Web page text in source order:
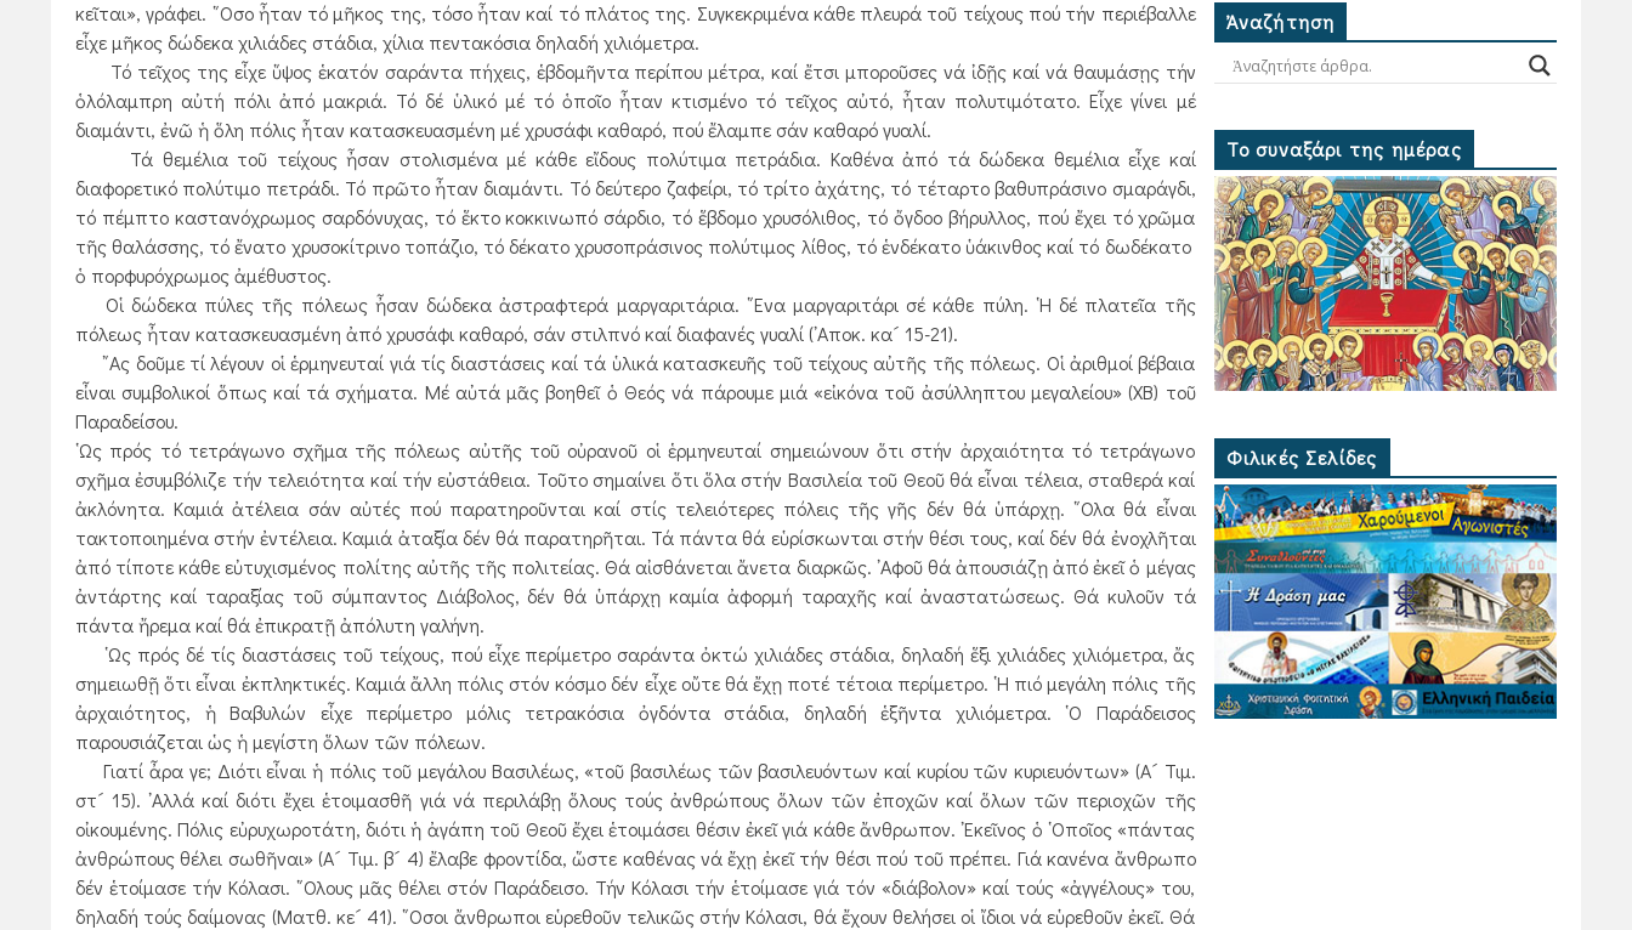
κεῖται», γράφει. ῞Οσο ἦταν τό μῆκος της, τόσο ἦταν καί τό πλάτος της. Συγκεκριμένα κάθε πλευρά τοῦ τείχους πού τήν περιέβαλλε
εἶχε μῆκος δώδεκα χιλιάδες στάδια, χίλια πεντακόσια δηλαδή χιλιόμετρα.
Τό τεῖχος της εἶχε ὕψος ἑκατόν σαράντα πήχεις, ἑβδομῆντα περίπου μέτρα, καί ἔτσι μποροῦσες νά ἰδῇς καί νά θαυμάσῃς τήν
ὁλόλαμπρη αὐτή πόλι ἀπό μακριά. Τό δέ ὑλικό μέ τό ὁποῖο ἦταν κτισμένο τό τεῖχος αὐτό, ἦταν πολυτιμότατο. Εἶχε γίνει μέ
διαμάντι, ἐνῶ ἡ ὅλη πόλις ἦταν κατασκευασμένη μέ χρυσάφι καθαρό, πού ἔλαμπε σάν καθαρό γυαλί.
Τά θεμέλια τοῦ τείχους ἦσαν στολισμένα μέ κάθε εἴδους πολύτιμα πετράδια. Καθένα ἀπό τά δώδεκα θεμέλια εἶχε καί
διαφορετικό πολύτιμο πετράδι. Τό πρῶτο ἦταν διαμάντι. Τό δεύτερο ζαφείρι, τό τρίτο ἀχάτης, τό τέταρτο βαθυπράσινο σμαράγδι,
τό πέμπτο καστανόχρωμος σαρδόνυχας, τό ἕκτο κοκκινωπό σάρδιο, τό ἕβδομο χρυσόλιθος, τό ὄγδοο βήρυλλος, πού ἔχει τό χρῶμα
τῆς θαλάσσης, τό ἔνατο χρυσοκίτρινο τοπάζιο, τό δέκατο χρυσοπράσινος πολύτιμος λίθος, τό ἑνδέκατο ὑάκινθος καί τό δωδέκατο
ὁ πορφυρόχρωμος ἀμέθυστος.
Οἱ δώδεκα πύλες τῆς πόλεως ἦσαν δώδεκα ἀστραφτερά μαργαριτάρια. ῞Ενα μαργαριτάρι σέ κάθε πύλη. ῾Η δέ πλατεῖα τῆς
πόλεως ἦταν κατασκευασμένη ἀπό χρυσάφι καθαρό, σάν στιλπνό καί διαφανές γυαλί (᾿Αποκ. κα´ 15-21).
῎Ας δοῦμε τί λέγουν οἱ ἑρμηνευταί γιά τίς διαστάσεις καί τά ὑλικά κατασκευῆς τοῦ τείχους αὐτῆς τῆς πόλεως. Οἱ ἀριθμοί βέβαια
εἶναι συμβολικοί ὅπως καί τά σχήματα. Μέ αὐτά μᾶς βοηθεῖ ὁ Θεός νά πάρουμε μιά «εἰκόνα τοῦ ἀσύλληπτου μεγαλείου» (ΧΒ) τοῦ
Παραδείσου.
῾Ως πρός τό τετράγωνο σχῆμα τῆς πόλεως αὐτῆς τοῦ οὐρανοῦ οἱ ἑρμηνευταί σημειώνουν ὅτι στήν ἀρχαιότητα τό τετράγωνο
σχῆμα ἐσυμβόλιζε τήν τελειότητα καί τήν εὐστάθεια. Τοῦτο σημαίνει ὅτι ὅλα στήν Βασιλεία τοῦ Θεοῦ θά εἶναι τέλεια, σταθερά καί
ἀκλόνητα. Καμιά ἀτέλεια σάν αὐτές πού παρατηροῦνται καί στίς τελειότερες πόλεις τῆς γῆς δέν θά ὑπάρχῃ. ῞Ολα θά εἶναι
τακτοποιημένα στήν ἐντέλεια. Καμιά ἀταξία δέν θά παρατηρῆται. Τά πάντα θά εὑρίσκωνται στήν θέσι τους, καί δέν θά ἐνοχλῆται
ἀπό τίποτε κάθε εὐτυχισμένος πολίτης αὐτῆς τῆς πολιτείας. Θά αἰσθάνεται ἄνετα διαρκῶς. ᾿Αφοῦ θά ἀπουσιάζῃ ἀπό ἐκεῖ ὁ μέγας
ἀντάρτης καί ταραξίας τοῦ σύμπαντος Διάβολος, δέν θά ὑπάρχῃ καμία ἀφορμή ταραχῆς καί ἀναστατώσεως. Θά κυλοῦν τά
πάντα ἤρεμα καί θά ἐπικρατῇ ἀπόλυτη γαλήνη.
῾Ως πρός δέ τίς διαστάσεις τοῦ τείχους, πού εἶχε περίμετρο σαράντα ὀκτώ χιλιάδες στάδια, δηλαδή ἕξι χιλιάδες χιλιόμετρα, ἄς
σημειωθῇ ὅτι εἶναι ἐκπληκτικές. Καμιά ἄλλη πόλις στόν κόσμο δέν εἶχε οὔτε θά ἔχῃ ποτέ τέτοια περίμετρο. ῾Η πιό μεγάλη πόλις τῆς
ἀρχαιότητος, ἡ Βαβυλών εἶχε περίμετρο μόλις τετρακόσια ὀγδόντα στάδια, δηλαδή ἑξῆντα χιλιόμετρα. ῾Ο Παράδεισος
παρουσιάζεται ὡς ἡ μεγίστη ὅλων τῶν πόλεων.
Γιατί ἆρα γε; Διότι εἶναι ἡ πόλις τοῦ μεγάλου Βασιλέως, «τοῦ βασιλέως τῶν βασιλευόντων καί κυρίου τῶν κυριευόντων» (Α´ Τιμ.
στ´ 15). ᾿Αλλά καί διότι ἔχει ἑτοιμασθῆ γιά νά περιλάβῃ ὅλους τούς ἀνθρώπους ὅλων τῶν ἐποχῶν καί ὅλων τῶν περιοχῶν τῆς
οἰκουμένης. Πόλις εὐρυχωροτάτη, διότι ἡ ἀγάπη τοῦ Θεοῦ ἔχει ἑτοιμάσει θέσιν ἐκεῖ γιά κάθε ἄνθρωπον. ᾿Εκεῖνος ὁ ῾Οποῖος «πάντας
ἀνθρώπους θέλει σωθῆναι» (Α´ Τιμ. β´ 4) ἔλαβε φροντίδα, ὥστε καθένας νά ἔχῃ ἐκεῖ τήν θέσι πού τοῦ πρέπει. Γιά κανένα ἄνθρωπο
δέν ἑτοίμασε τήν Κόλασι. ῞Ολους μᾶς θέλει στόν Παράδεισο. Τήν Κόλασι τήν ἑτοίμασε γιά τόν «διάβολον» καί τούς «ἀγγέλους» του,
δηλαδή τούς δαίμονας (Ματθ. κε´ 41). ῞Οσοι ἄνθρωποι εὑρεθοῦν τελικῶς στήν Κόλασι, θά ἔχουν θελήσει οἱ ἴδιοι νά εὑρεθοῦν ἐκεῖ. Θά
Ἀναζήτηση
Το συναξάρι της ημέρας
Φιλικές Σελίδες